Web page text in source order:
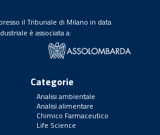
il Tribunale di Milano in data
è associata a:
Categorie
Analisi ambientale
Analisi alimentare
Chimico Farmaceutico
Life Science